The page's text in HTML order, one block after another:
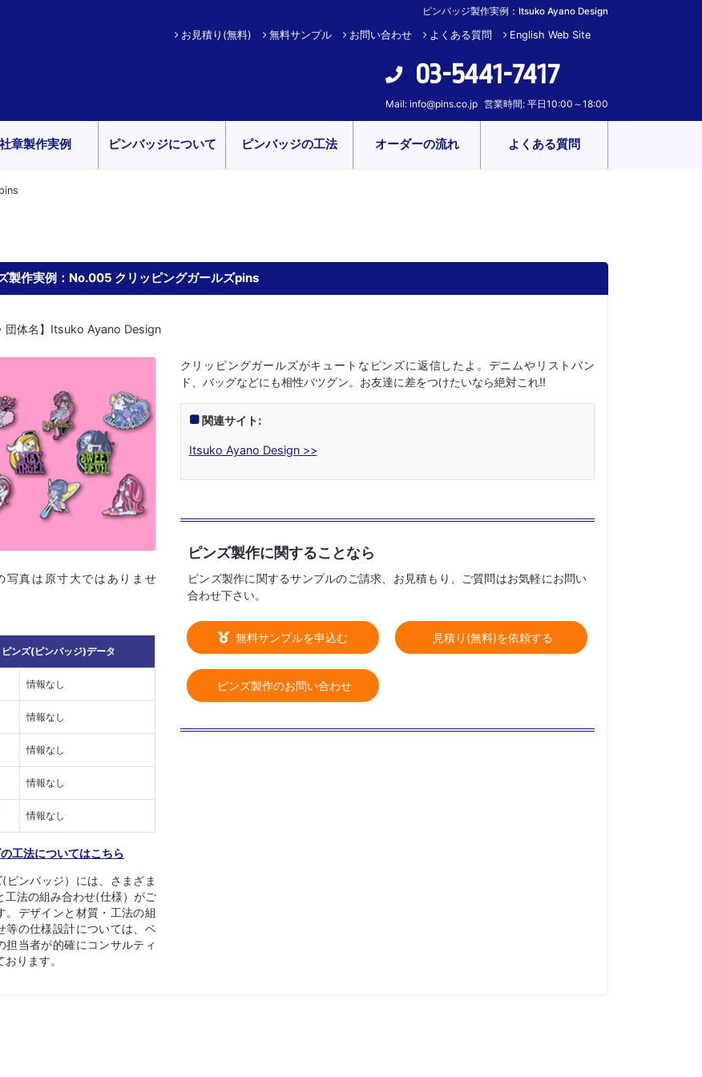
ピンバッジ製作実例：Itsuko Ayano Design
お見積り(無料) 無料サンプル お問い合わせ よくある質問 English Web Site
03-5441-7417
Mail: info@pins.co.jp 営業時間: 平日10:00～18:00
社章製作実例 ピンバッジについて ピンバッジの工法 オーダーの流れ よくある質問
製作実例：No.005 クリッピングガールズpins
団体名】Itsuko Ayano Design
写真は原寸大ではありませ
ピンズ(ピンバッジ)データ
情報なし
情報なし
情報なし
情報なし
情報なし
工法についてはこちら
ピンバッジ）には、さまざま
工法の組み合わせ(仕様）がご
。デザインと材質・工法の組
等の仕様設計については、ベ
担当者が的確にコンサルティ
おります。
クリッピングガールズがキュートなピンズに返信したよ。デニムやリストバン
ド、バッグなどにも相性バツグン。お友達に差をつけたいなら絶対これ!!
関連サイト:
Itsuko Ayano Design >>
ピンズ製作に関することなら
ピンズ製作に関するサンプルのご請求、お見積もり、ご質問はお気軽にお問い
合わせ下さい。
無料サンプルを申込む 見積り(無料)を依頼する
ピンズ製作のお問い合わせ